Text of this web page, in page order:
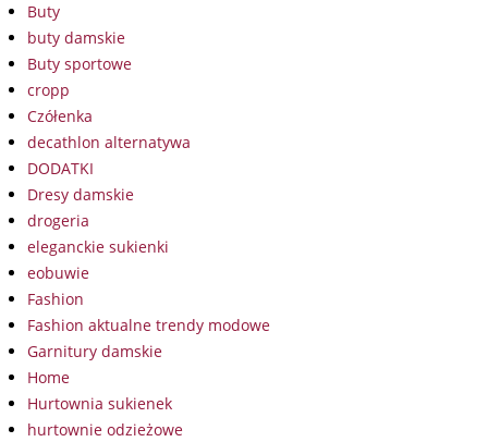
Buty
buty damskie
Buty sportowe
cropp
Czółenka
decathlon alternatywa
DODATKI
Dresy damskie
drogeria
eleganckie sukienki
eobuwie
Fashion
Fashion aktualne trendy modowe
Garnitury damskie
Home
Hurtownia sukienek
hurtownie odzieżowe